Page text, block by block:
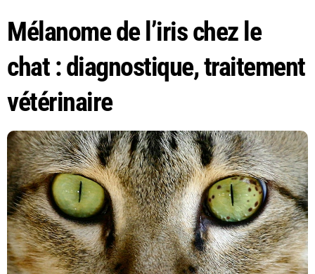
Mélanome de l’iris chez le
chat : diagnostique, traitement
vétérinaire